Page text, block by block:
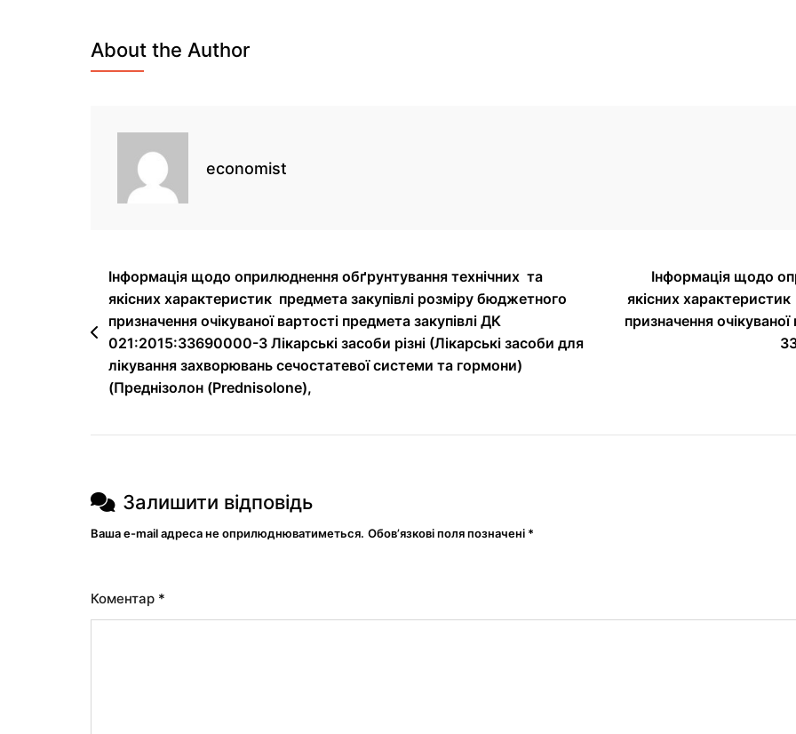
About the Author
economist
Інформація щодо оприлюднення обґрунтування технічних та
якісних характеристик предмета закупівлі розміру бюджетного
призначення очікуваної вартості предмета закупівлі ДК
021:2015:33690000-3 Лікарські засоби різні (Лікарські засоби для
лікування захворювань сечостатевої системи та гормони)
(Преднізолон (Prednisolone),
Інформація щодо
якісних
призначення
Залишити відповідь
Ваша e-mail адреса не оприлюднюватиметься. Обов’язкові поля позначені *
Коментар *